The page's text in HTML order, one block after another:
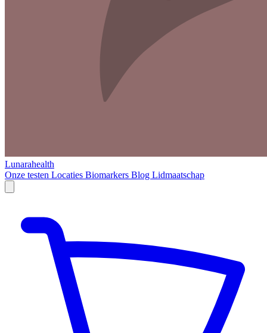
Lunarahealth
Onze testen Locaties Biomarkers Blog Lidmaatschap